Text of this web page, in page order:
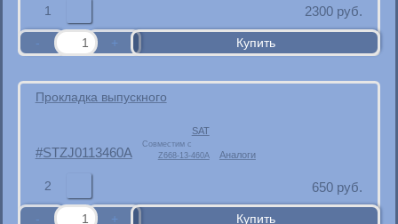
1 2300 руб.
Прокладка выпускного
STZJ0113460A
SAT
Совместим с
Z668-13-460A
Аналоги
2 650 руб.